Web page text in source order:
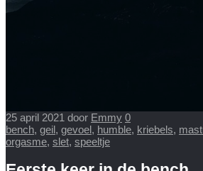
25 april 2021 door Emmy 0
bench, geil, gevoel, humble, kriebels,
orgasme, slet, speeltje